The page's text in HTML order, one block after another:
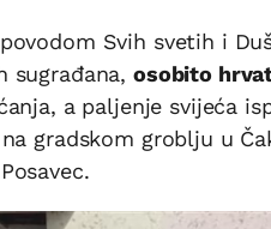
Svih svetih i
sugrađana, osobito
a paljenje svijeća
gradskom groblju u